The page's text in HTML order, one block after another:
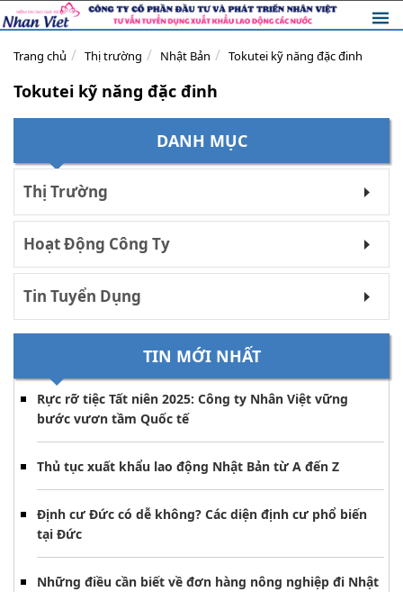
Trang chủ Thị trường Nhật Bản Tokutei kỹ năng đặc đinh
Tokutei kỹ năng đặc đinh
DANH MỤC
Thị Trường
Hoạt Động Công Ty
Tin Tuyển Dụng
TIN MỚI NHẤT
Rực rỡ tiệc Tất niên 2025: Công ty Nhân Việt vững
bước vươn tầm Quốc tế
Thủ tục xuất khẩu lao động Nhật Bản từ A đến Z
Định cư Đức có dễ không? Các diện định cư phổ biến
tại Đức
Những điều cần biết về đơn hàng nông nghiệp đi Nhật